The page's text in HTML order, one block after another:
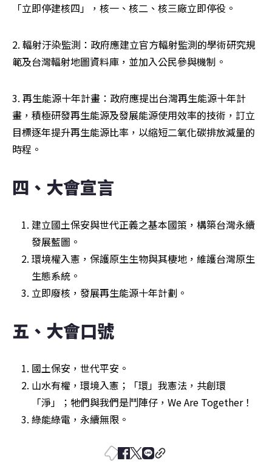
「立即停建核四」，核一、核二、核三廠立即停役。
2. 輻射汙染監測：政府應建立官方輻射監測的學術研究規
範及台灣輻射地圖資料庫，並加入公民參與機制。
3. 再生能源十年計畫：政府應提出台灣再生能源十年計
畫，積極研發再生能源及發展能源使用效率的技術，訂立
目標逐年提升再生能源比率，以縮短二氧化碳排放減量的
時程。
四、大會宣言
建立國土保安與世代正義之基本國策，構築台灣永續
發展藍圖。
環境權入憲，保護原生生物與其棲地，維護台灣原生
生態系統。
立即廢核，發展再生能源十年計劃。
五、大會口號
國土保安，世代平安。
山水有權，環境入憲；「環」我憲法，共創環
「淨」；牠們與我們是鬥陣仔，We Are Together！
綠能綠電，永續無限。